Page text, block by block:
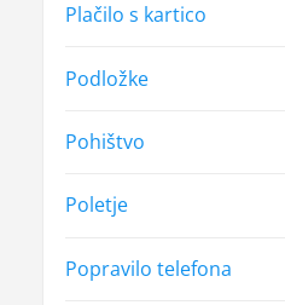
Plačilo s kartico
Podložke
Pohištvo
Poletje
Popravilo telefona